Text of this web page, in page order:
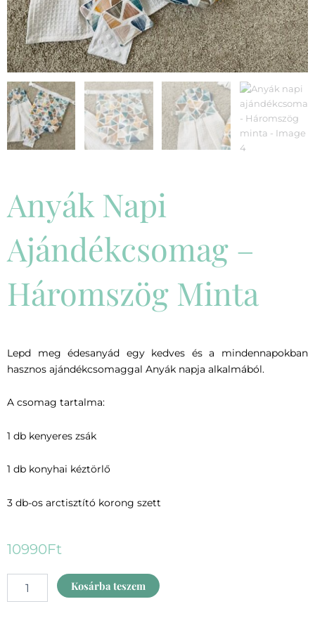
Anyák Napi
Ajándékcsomag –
Háromszög Minta
Lepd meg édesanyád egy kedves és a mindennapokban
hasznos ajándékcsomaggal Anyák napja alkalmából.
A csomag tartalma:
1 db kenyeres zsák
1 db konyhai kéztörlő
3 db-os arctisztító korong szett
10990Ft
napi
Kosárba teszem